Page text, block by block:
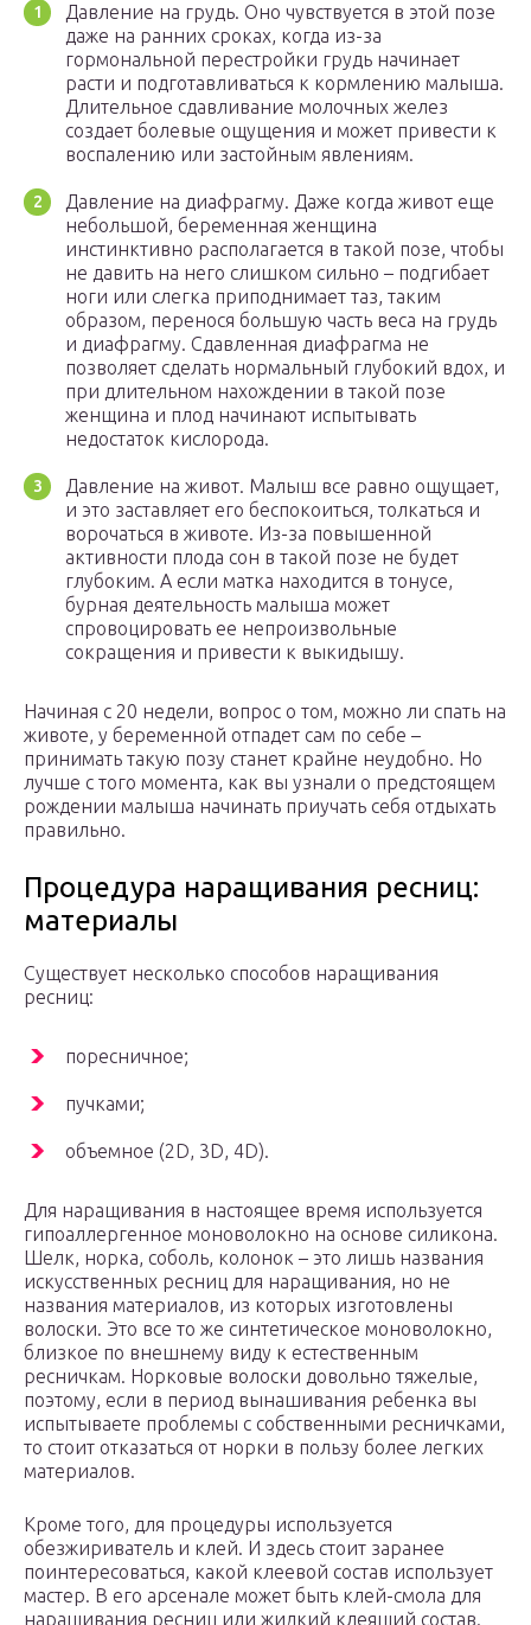
Давление на грудь. Оно чувствуется в этой позе
даже на ранних сроках, когда из-за
гормональной перестройки грудь начинает
расти и подготавливаться к кормлению малыша.
Длительное сдавливание молочных желез
создает болевые ощущения и может привести к
воспалению или застойным явлениям.
Давление на диафрагму. Даже когда живот еще
небольшой, беременная женщина
инстинктивно располагается в такой позе, чтобы
не давить на него слишком сильно – подгибает
ноги или слегка приподнимает таз, таким
образом, перенося большую часть веса на грудь
и диафрагму. Сдавленная диафрагма не
позволяет сделать нормальный глубокий вдох, и
при длительном нахождении в такой позе
женщина и плод начинают испытывать
недостаток кислорода.
Давление на живот. Малыш все равно ощущает,
и это заставляет его беспокоиться, толкаться и
ворочаться в животе. Из-за повышенной
активности плода сон в такой позе не будет
глубоким. А если матка находится в тонусе,
бурная деятельность малыша может
спровоцировать ее непроизвольные
сокращения и привести к выкидышу.
Начиная с 20 недели, вопрос о том, можно ли спать на
животе, у беременной отпадет сам по себе –
принимать такую позу станет крайне неудобно. Но
лучше с того момента, как вы узнали о предстоящем
рождении малыша начинать приучать себя отдыхать
правильно.
Процедура наращивания ресниц:
материалы
Существует несколько способов наращивания
ресниц:
поресничное;
пучками;
объемное (2D, 3D, 4D).
Для наращивания в настоящее время используется
гипоаллергенное моноволокно на основе силикона.
Шелк, норка, соболь, колонок – это лишь названия
искусственных ресниц для наращивания, но не
названия материалов, из которых изготовлены
волоски. Это все то же синтетическое моноволокно,
близкое по внешнему виду к естественным
ресничкам. Норковые волоски довольно тяжелые,
поэтому, если в период вынашивания ребенка вы
испытываете проблемы с собственными ресничками,
то стоит отказаться от норки в пользу более легких
материалов.
Кроме того, для процедуры используется
обезжириватель и клей. И здесь стоит заранее
поинтересоваться, какой клеевой состав использует
мастер. В его арсенале может быть клей-смола для
наращивания ресниц или жидкий клеящий состав.